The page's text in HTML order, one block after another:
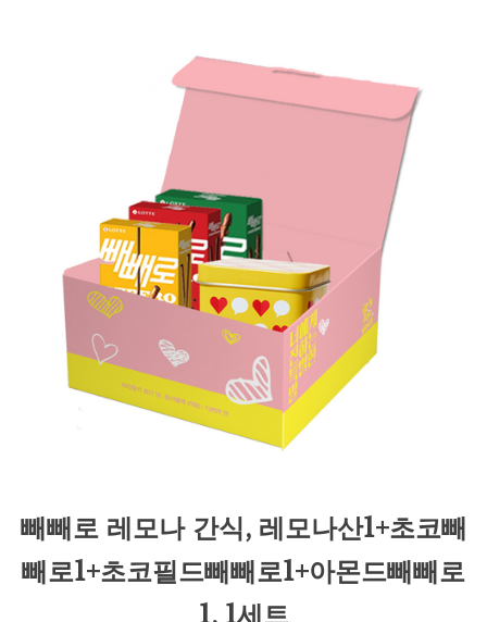
빼빼로 레모나 간식, 레모나산1+초코빼
빼로1+초코필드빼빼로1+아몬드빼빼로
1, 1세트